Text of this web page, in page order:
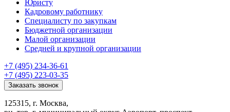
Юристу
Кадровому работнику
Специалисту по закупкам
Бюджетной организации
Малой организации
Средней и крупной организации
+7 (495) 234-36-61
+7 (495) 223-03-35
Заказать звонок
125315, г. Москва,